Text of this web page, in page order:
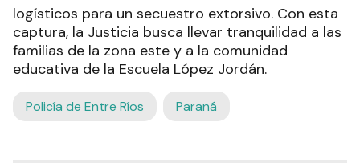
logísticos para un secuestro extorsivo. Con esta
captura, la Justicia busca llevar tranquilidad a las
familias de la zona este y a la comunidad
educativa de la Escuela López Jordán.
Policía de Entre Ríos Paraná